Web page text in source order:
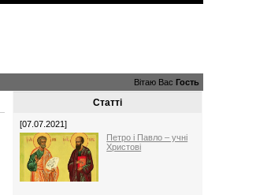
Вітаю Вас Гость
Статті
[07.07.2021]
Петро і Павло – учні
Христові